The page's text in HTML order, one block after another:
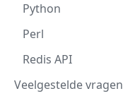
Python
Perl
Redis API
Veelgestelde vragen